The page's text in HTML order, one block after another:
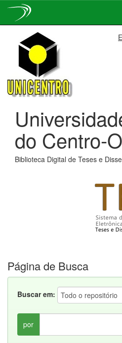
navigation
do Centro-
Biblioteca Digital de Teses e
Página de Busca
Buscar em:
por